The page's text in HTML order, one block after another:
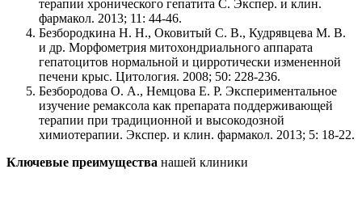
терапии хронического гепатита С. Экспер. и клин.
фармакол. 2013; 11: 44-46.
Безбородкина Н. Н., Оковитый С. В., Кудрявцева М. В.
и др. Морфометрия митохондриального аппарата
гепатоцитов нормальной и цирротически измененной
печени крыс. Цитология. 2008; 50: 228-236.
Безбородова О. А., Немцова Е. Р. Экспериментальное
изучение ремаксола как препарата поддерживающей
терапии при традиционной и высокодозной
химиотерапии. Экспер. и клин. фармакол. 2013; 5: 18-22.
Ключевые преимущества нашей клиники